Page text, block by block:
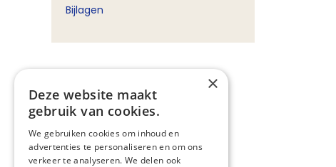
Bijlagen
×
Deze website maakt
gebruik van cookies.
We gebruiken cookies om inhoud en
advertenties te personaliseren en om ons
verkeer te analyseren. We delen ook